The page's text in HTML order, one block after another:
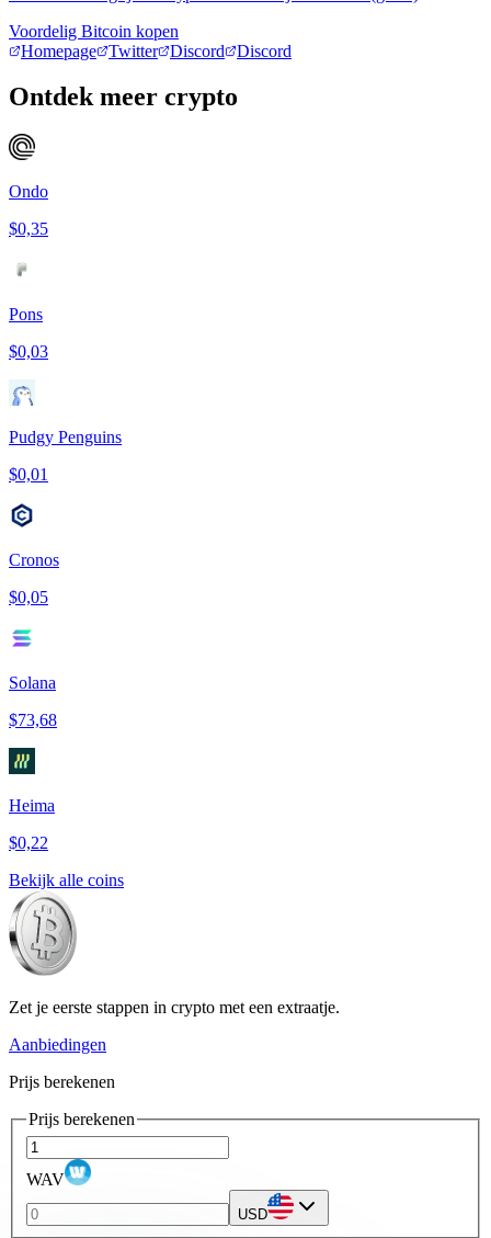
Voordelig Bitcoin kopen
Homepage
Twitter Discord Discord
Ontdek meer crypto
Ondo
$0,35
Pons
$0,03
Pudgy Penguins
$0,01
Cronos
$0,05
Solana
$73,68
Heima
$0,22
Bekijk alle coins
Zet je eerste stappen in crypto met een extraatje.
Aanbiedingen
Prijs berekenen
Prijs berekenen
WAV
USD